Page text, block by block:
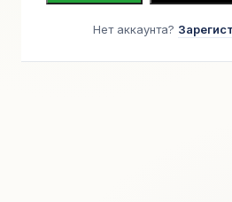
Нет аккаунта?